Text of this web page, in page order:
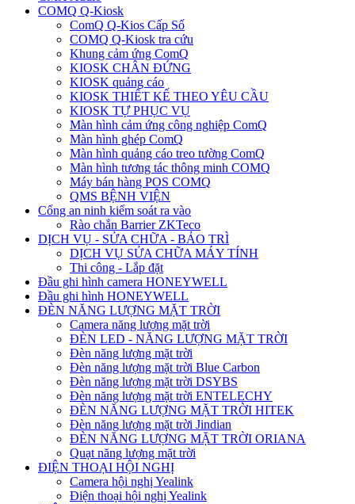
COMQ Q-Kiosk
ComQ Q-Kios Cấp Số
COMQ Q-Kiosk tra cứu
Khung cảm ứng ComQ
KIOSK CHÂN ĐỨNG
KIOSK quảng cáo
KIOSK THIẾT KẾ THEO YÊU CẦU
KIOSK TỰ PHỤC VỤ
Màn hình cảm ứng công nghiệp ComQ
Màn hình ghép ComQ
Màn hình quảng cáo treo tường ComQ
Màn hình tương tác thông minh COMQ
Máy bán hàng POS COMQ
QMS BỆNH VIỆN
Cổng an ninh kiểm soát ra vào
Rào chắn Barrier ZKTeco
DỊCH VỤ - SỬA CHỮA - BẢO TRÌ
DỊCH VỤ SỬA CHỮA MÁY TÍNH
Thi công - Lắp đặt
Đầu ghi hình camera HONEYWELL
Đầu ghi hình HONEYWELL
ĐÈN NĂNG LƯỢNG MẶT TRỜI
Camera năng lượng mặt trời
ĐÈN LED - NĂNG LƯỢNG MẶT TRỜI
Đèn năng lượng mặt trời
Đèn năng lượng mặt trời Blue Carbon
Đèn năng lượng mặt trời DSYBS
Đèn năng lượng mặt trời ENTELECHY
ĐÈN NĂNG LƯỢNG MẶT TRỜI HITEK
Đèn năng lượng mặt trời Jindian
ĐÈN NĂNG LƯỢNG MẶT TRỜI ORIANA
Quạt năng lượng mặt trời
ĐIỆN THOẠI HỘI NGHỊ
Camera hội nghị Yealink
Điện thoại hội nghị Yealink